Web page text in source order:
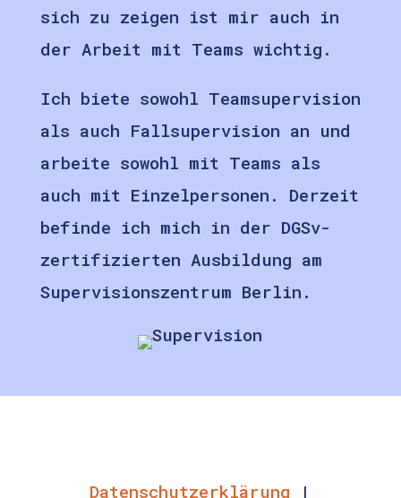
sich zu zeigen ist mir auch in
der Arbeit mit Teams wichtig.
Ich biete sowohl Teamsupervision
als auch Fallsupervision an und
arbeite sowohl mit Teams als
auch mit Einzelpersonen. Derzeit
befinde ich mich in der DGSv-
zertifizierten Ausbildung am
Supervisionszentrum Berlin.
Datenschutzerklärung |